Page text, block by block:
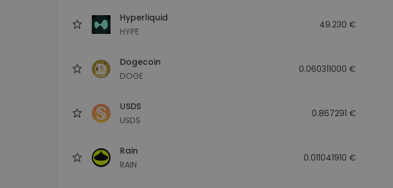
Hyperliquid
HYPE
49.230 €
Dogecoin
DOGE
0.060311000 €
USDS
USDS
0.867291 €
Rain
RAIN
0.011041910 €